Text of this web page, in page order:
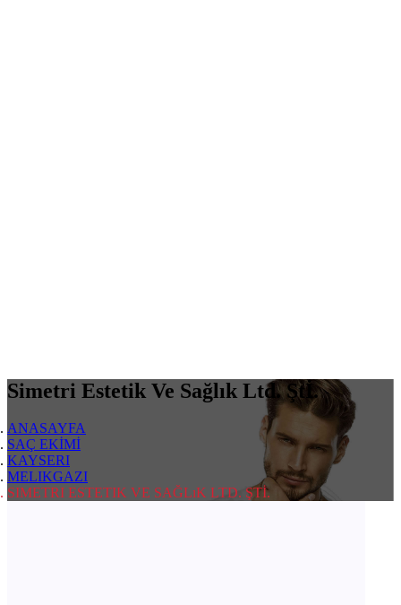
Simetri Estetik Ve Sağlık Ltd. Ştİ.
ANASAYFA
SAÇ EKİMİ
KAYSERI
MELIKGAZI
SIMETRI ESTETIK VE SAĞLıK LTD. ŞTİ.